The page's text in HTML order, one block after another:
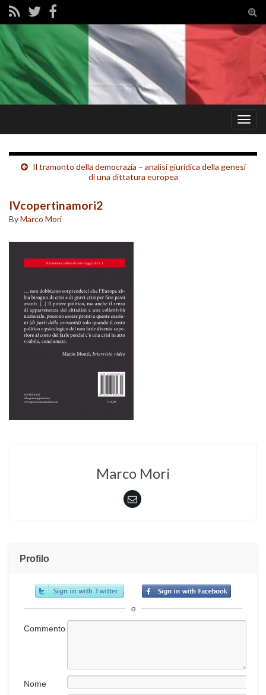
Il tramonto della democrazia – analisi giuridica della genesi
di una dittatura europea
IVcopertinamori2
ByMarco Mori
Marco Mori
Profilo
o
Commento
Nome